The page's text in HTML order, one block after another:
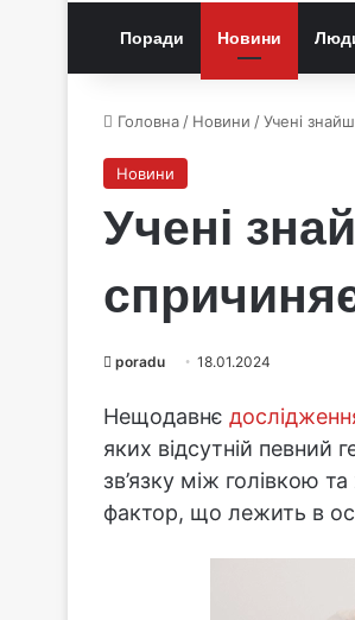
Поради Новини
Головна / Новини /Учені
Новини
Учені
poradu 18.01.2024
Нещодавнє
яких відсутній
зв’язку між голівкою
фактор, що лежить в